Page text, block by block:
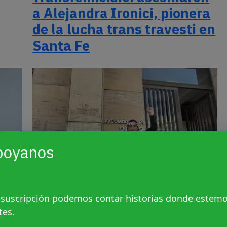
podemos contar historias donde
a Alejandra Ironici, pionera
de la lucha trans travesti en
Santa Fe